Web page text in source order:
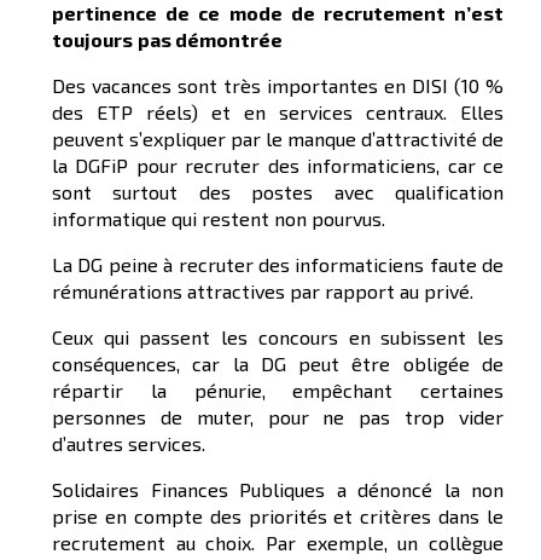
pertinence de ce mode de recrutement n’est
toujours pas démontrée
Des vacances sont très importantes en DISI (10 %
des ETP réels) et en services centraux. Elles
peuvent s’expliquer par le manque d’attractivité de
la DGFiP pour recruter des informaticiens, car ce
sont surtout des postes avec qualification
informatique qui restent non pourvus.
La DG peine à recruter des informaticiens faute de
rémunérations attractives par rapport au privé.
Ceux qui passent les concours en subissent les
conséquences, car la DG peut être obligée de
répartir la pénurie, empêchant certaines
personnes de muter, pour ne pas trop vider
d’autres services.
Solidaires Finances Publiques a dénoncé la non
prise en compte des priorités et critères dans le
recrutement au choix. Par exemple, un collègue